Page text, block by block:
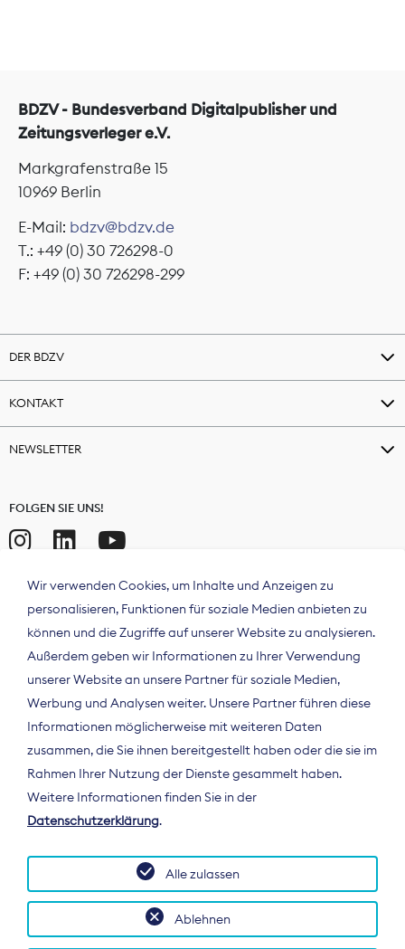
BDZV - Bundesverband Digitalpublisher und
Zeitungsverleger e.V.
Markgrafenstraße 15
10969 Berlin
E-Mail: bdzv@bdzv.de
T.: +49 (0) 30 726298-0
F: +49 (0) 30 726298-299
DER BDZV
KONTAKT
NEWSLETTER
FOLGEN SIE UNS!
Der Bundesverband Digitalpublisher und
Zeitungsverleger (BDZV) vertritt als
Spitzenorganisation die Interessen der
Deutschland und auf EU-Ebene.
Wir verwenden Cookies, um Inhalte und Anzeigen zu
personalisieren, Funktionen für soziale Medien anbieten zu
können und die Zugriffe auf unserer Website zu analysieren.
Außerdem geben wir Informationen zu Ihrer Verwendung
unserer Website an unsere Partner für soziale Medien,
Werbung und Analysen weiter. Unsere Partner führen diese
Informationen möglicherweise mit weiteren Daten
zusammen, die Sie ihnen bereitgestellt haben oder die sie im
Rahmen Ihrer Nutzung der Dienste gesammelt haben.
Weitere Informationen finden Sie in der
Datenschutzerklärung.
Ablehnen
Alle zulassen